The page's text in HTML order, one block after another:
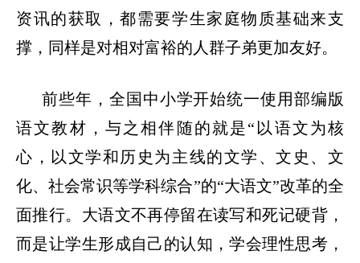
资讯的获取，都需要学生家庭物质基础来支
撑，同样是对相对富裕的人群子弟更加友好。
前些年，全国中小学开始统一使用部编版
语文教材，与之相伴随的就是“ 以语文为核
心，以文学和历史为主线的文学、文史、文
化、社会常识等学科综合”的“大语文”改革的全
面推行。大语文不再停留在读写和死记硬背，
而是让学生形成自己的认知，学会理性思考，